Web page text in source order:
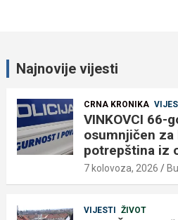
Najnovije vijesti
CRNA KRONIKA
VINKOVCI 66-
osumnjičen
potrepština iz
7 kolovoza, 2026
VIJESTI ŽIVOT